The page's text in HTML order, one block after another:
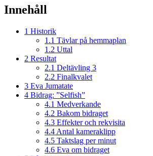
Innehåll
1 Historik
1.1 Tävlar på hemmaplan
1.2 Uttal
2 Resultat
2.1 Deltävling 3
2.2 Finalkvalet
3 Eva Jumatate
4 Bidrag: ”Selfish”
4.1 Medverkande
4.2 Bakom bidraget
4.3 Effekter och rekvisita
4.4 Antal kameraklipp
4.5 Taktslag per minut
4.6 Eva om bidraget